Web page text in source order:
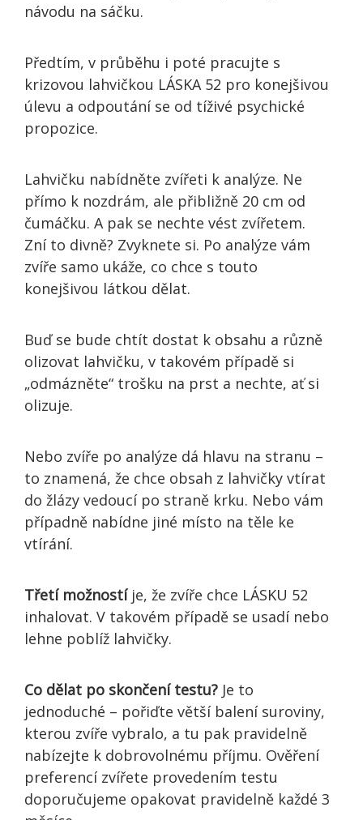
návodu na sáčku.
Předtím, v průběhu i poté pracujte s
krizovou lahvičkou LÁSKA 52 pro konejšivou
úlevu a odpoutání se od tíživé psychické
propozice.
Lahvičku nabídněte zvířeti k analýze. Ne
přímo k nozdrám, ale přibližně 20 cm od
čumáčku. A pak se nechte vést zvířetem.
Zní to divně? Zvyknete si. Po analýze vám
zvíře samo ukáže, co chce s touto
konejšivou látkou dělat.
Buď se bude chtít dostat k obsahu a různě
olizovat lahvičku, v takovém případě si
„odmázněte“ trošku na prst a nechte, ať si
olizuje.
Nebo zvíře po analýze dá hlavu na stranu –
to znamená, že chce obsah z lahvičky vtírat
do žlázy vedoucí po straně krku. Nebo vám
případně nabídne jiné místo na těle ke
vtírání.
Třetí možnostíje, že zvíře chce LÁSKU 52
inhalovat. V takovém případě se usadí nebo
lehne poblíž lahvičky.
Co dělat po skončení testu? Je to
jednoduché – pořiďte větší balení suroviny,
kterou zvíře vybralo, a tu pak pravidelně
nabízejte k dobrovolnému příjmu. Ověření
preferencí zvířete provedením testu
doporučujeme opakovat pravidelně každé 3